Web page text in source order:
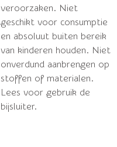
veroorzaken. Niet
geschikt voor consumptie
en absoluut buiten bereik
van kinderen houden. Niet
onverdund aanbrengen op
stoffen of materialen.
Lees voor gebruik de
bijsluiter.